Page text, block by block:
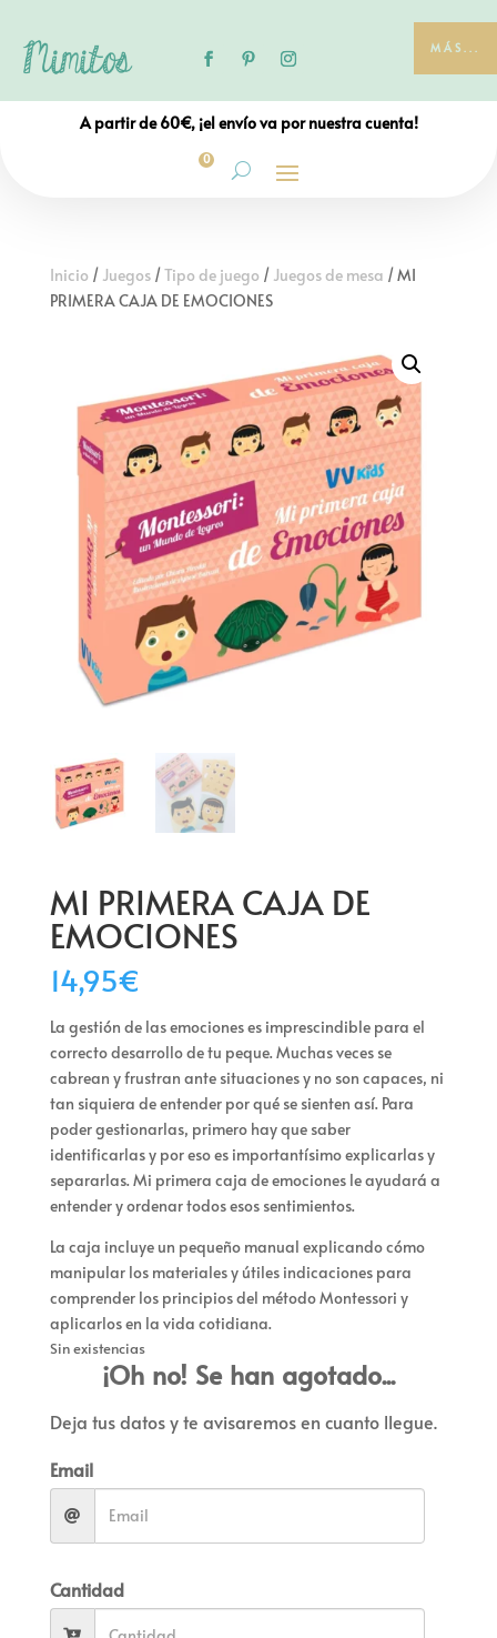
MÁS...
A partir de 60€, ¡el envío va por nuestra cuenta!
0
Inicio / Juegos/Tipo de juego / Juegos de mesa / MI
PRIMERA CAJA DE EMOCIONES
MI PRIMERA CAJA DE
EMOCIONES
14,95€
La gestión de las emociones es imprescindible para el
correcto desarrollo de tu peque. Muchas veces se
cabrean y frustran ante situaciones y no son capaces, ni
tan siquiera de entender por qué se sienten así. Para
poder gestionarlas, primero hay que saber
identificarlas y por eso es importantísimo explicarlas y
separarlas. Mi primera caja de emociones le ayudará a
entender y ordenar todos esos sentimientos.
La caja incluye un pequeño manual explicando cómo
manipular los materiales y útiles indicaciones para
comprender los principios del método Montessori y
aplicarlos en la vida cotidiana.
Sin existencias
¡Oh no! Se han agotado...
Deja tus datos y te avisaremos en cuanto llegue.
Email
Cantidad